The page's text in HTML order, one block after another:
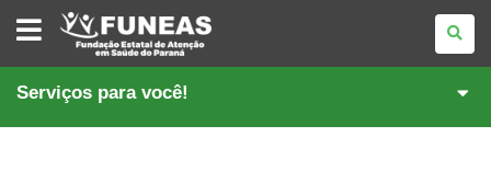
FUNDAÇÃO
ESTATAL
DE
ATENÇÃO
SAÚDE
PARANÁ
Serviços para você!